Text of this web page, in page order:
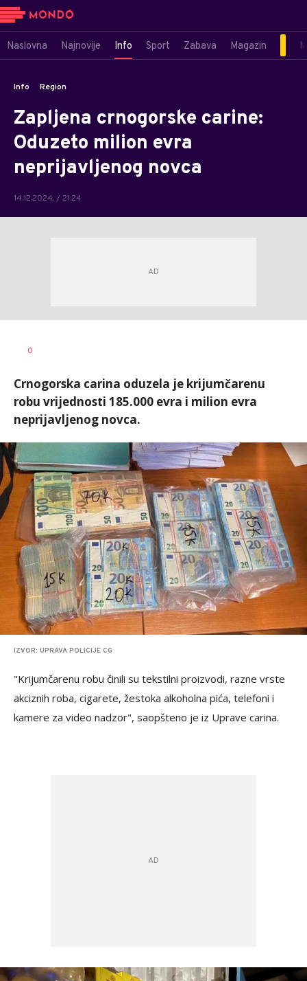
Naslovna Najnovije Info Sport Zabava Magazin
Info Region
Zapljena crnogorske carine:
Oduzeto milion evra
neprijavljenog novca
14.12.2024. / 21:24
AUTOR
0
Crnogorska carina oduzela je krijumčarenu
robu vrijednosti 185.000 evra i milion evra
neprijavljenog novca.
IZVOR: UPRAVA POLICIJE CG
"Krijumčarenu robu činili su tekstilni proizvodi, razne vrste
akciznih roba, cigarete, žestoka alkoholna pića, telefoni i
kamere za video nadzor", saopšteno je iz Uprave carina.